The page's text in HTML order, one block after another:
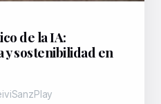
de la IA:
y sostenibilidad en